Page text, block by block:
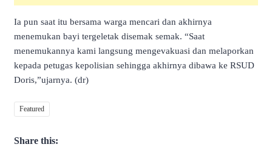
Ia pun saat itu bersama warga mencari dan akhirnya
menemukan bayi tergeletak disemak semak. “Saat
menemukannya kami langsung mengevakuasi dan melaporkan
kepada petugas kepolisian sehingga akhirnya dibawa ke RSUD
Doris,”ujarnya. (dr)
Featured
Share this: